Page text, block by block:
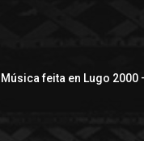
Música feita en Lugo 2000